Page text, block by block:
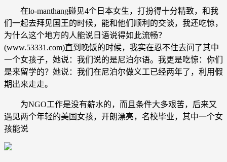
在lo-manthang碰见4个日本女生，打扮得十分精致，和我
们一起去拜见国王的时候，能和他们顺利的交谈，我还吃惊，
为什么这个地方的人能说日语说得如此流畅？
(www.53331.com)直到晚饭的时候，我实在忍不住去问了其中
一个女孩子，她说：我们说的是尼泊尔语。我更是吃惊：你们
是来留学的？她说：我们在尼泊尔做义工已经两年了，利用假
期出来走走。
为NGO工作是没有薪水的，而且条件大多艰苦，后来又
遇见两个年轻的美国女孩，开朗漂亮，名校毕业，其中一个女
孩能说